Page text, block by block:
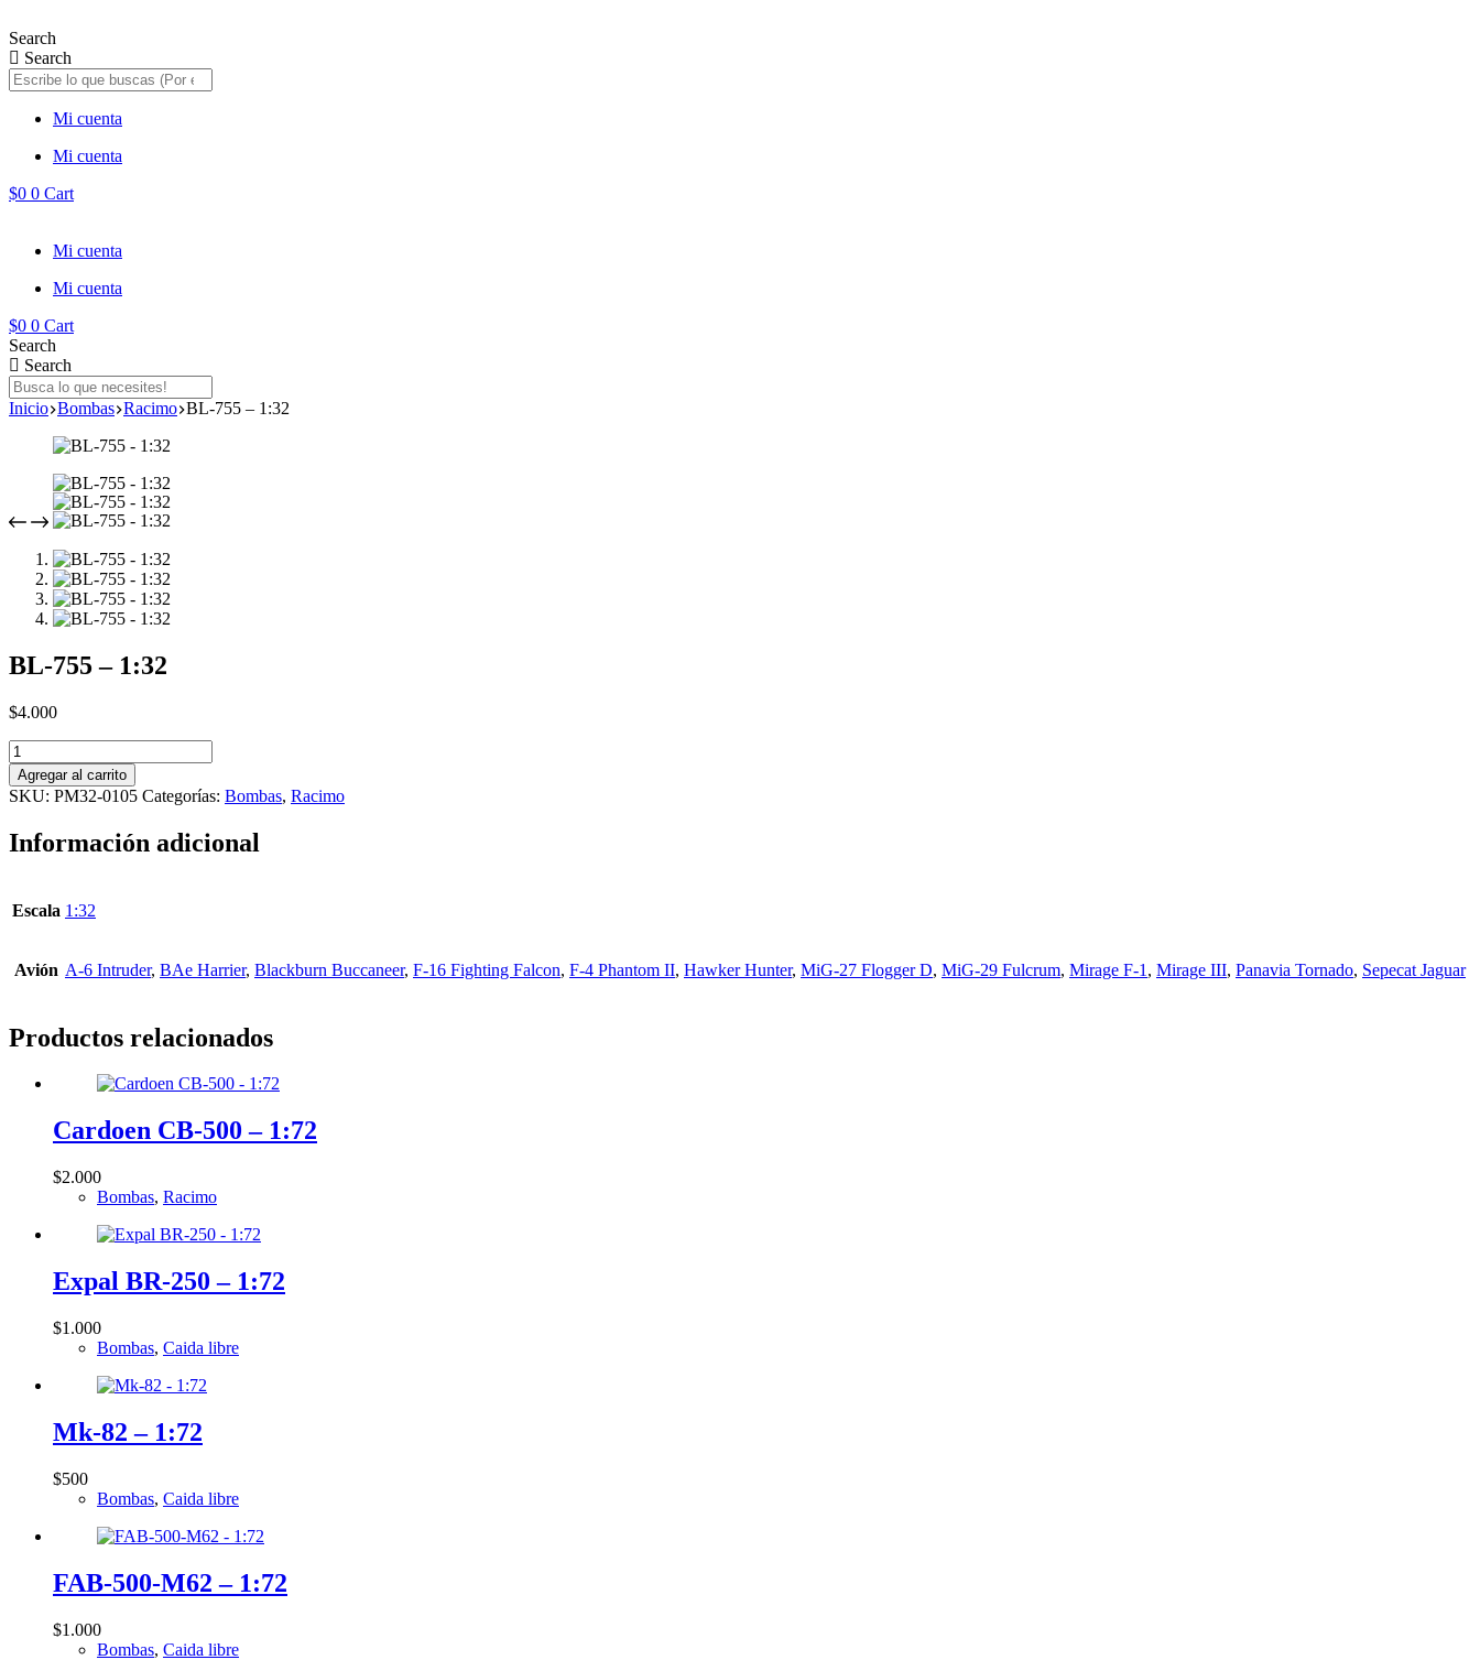
al
contenido
Search
Search
Mi cuenta
Mi cuenta
$0 0 Cart
Mi cuenta
Mi cuenta
$0 0 Cart
Search
Search
Inicio Bombas Racimo BL-755 – 1:32
BL-755 – 1:32
$4.000
BL-
755
-
1:32
Agregar al carrito
SKU: PM32-0105 Categorías: Bombas, Racimo
Información adicional
Escala 1:32
Avión A-6 Intruder, BAe Harrier, Blackburn Buccaneer, F-16 Fighting Falcon, F-4 Phantom II, Hawker Hunter, MiG-27 Flogger D, MiG-29 Fulcrum, Mirage F-1 , Mirage III, Panavia Tornado, Sepecat Jaguar
Productos relacionados
Cardoen CB-500 – 1:72
$2.000
Bombas, Racimo
Expal BR-250 – 1:72
$1.000
Bombas, Caida libre
Mk-82 – 1:72
$500
Bombas, Caida libre
FAB-500-M62 – 1:72
$1.000
Bombas, Caida libre